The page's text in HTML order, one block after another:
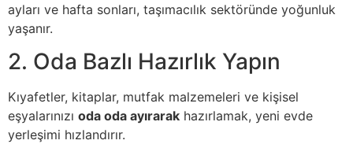
ayları ve hafta sonları, taşımacılık sektöründe yoğunluk
yaşanır.
2. Oda Bazlı Hazırlık Yapın
Kıyafetler, kitaplar, mutfak malzemeleri ve kişisel
eşyalarınızı oda oda ayırarak hazırlamak, yeni evde
yerleşimi hızlandırır.